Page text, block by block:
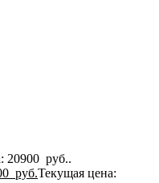
20900 руб..
руб.Текущая цена: